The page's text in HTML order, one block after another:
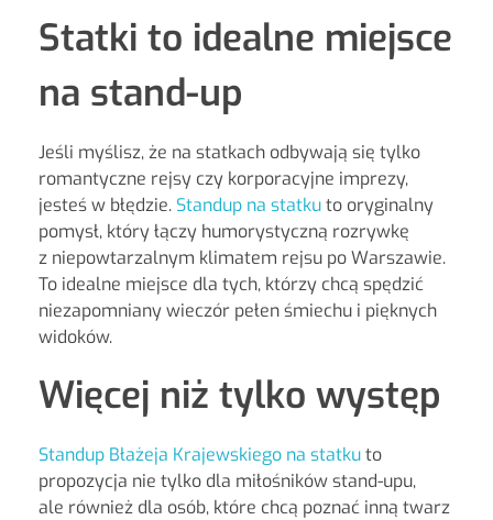
Statki to idealne miejsce
na stand-up
Jeśli myślisz, że na statkach odbywają się tylko
romantyczne rejsy czy korporacyjne imprezy,
jesteś w błędzie. Standup na statkuto oryginalny
pomysł, który łączy humorystyczną rozrywkę
z niepowtarzalnym klimatem rejsu po Warszawie.
To idealne miejsce dla tych, którzy chcą spędzić
niezapomniany wieczór pełen śmiechu i pięknych
widoków.
Więcej niż tylko występ
Standup Błażeja Krajewskiego na statkuto
propozycja nie tylko dla miłośników stand-upu,
ale również dla osób, które chcą poznać inną twarz